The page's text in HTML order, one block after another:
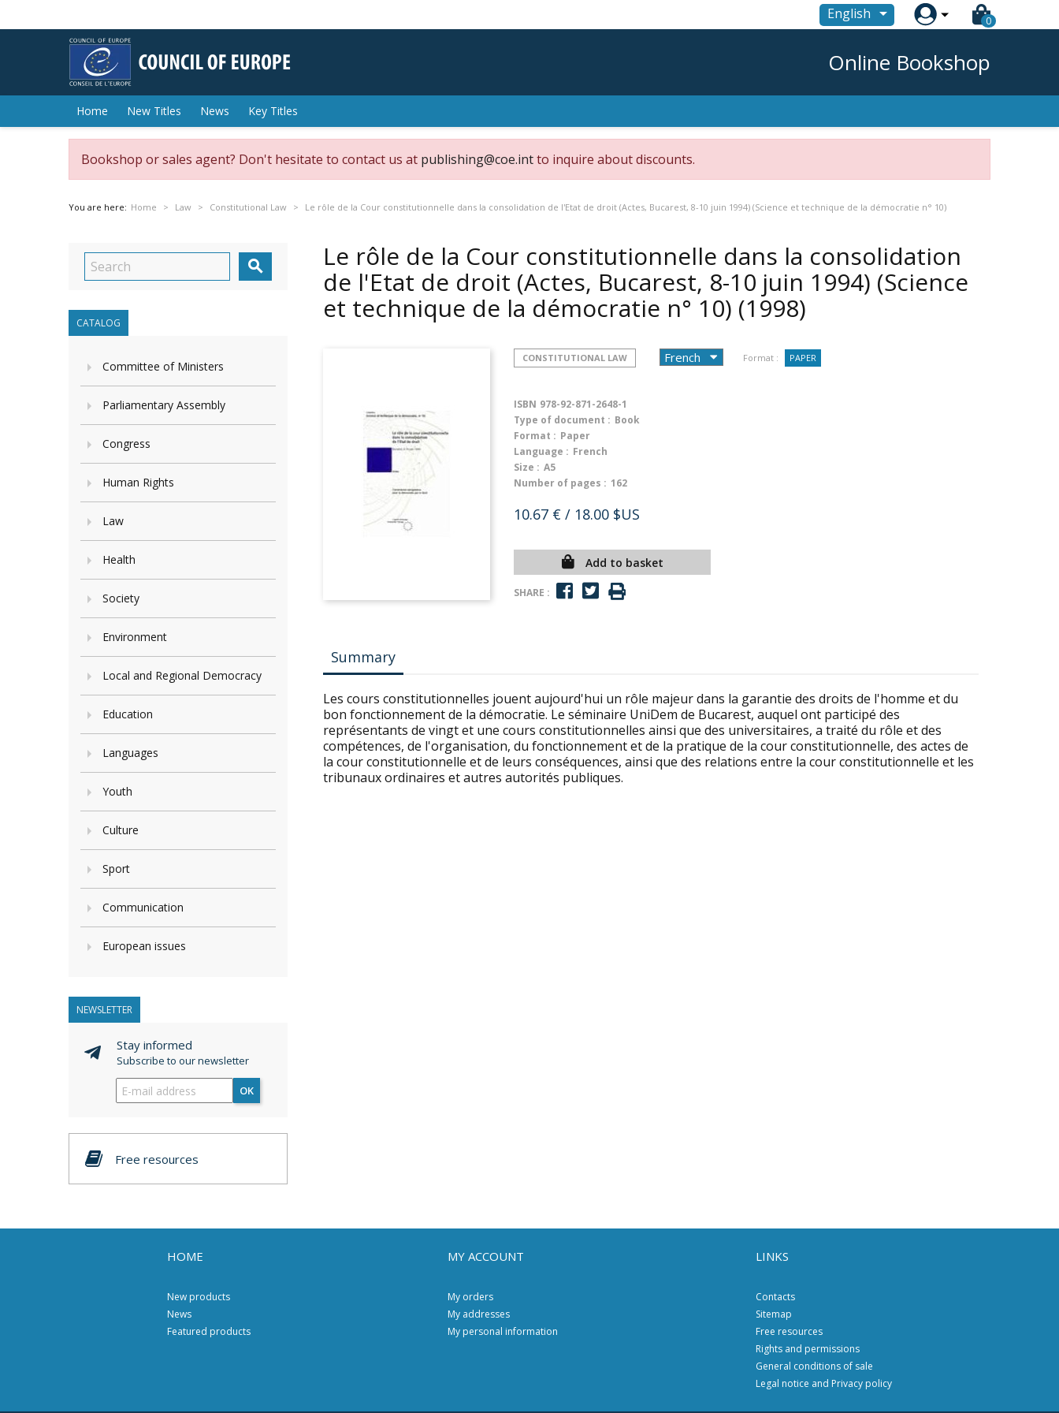
English  0
Online Bookshop
Home New Titles News Key Titles
Bookshop or sales agent? Don't hesitate to contact us at publishing@coe.intto inquire about discounts.
You are here: Home Law Constitutional Law Le rôle de la Cour constitutionnelle dans la consolidation de l'Etat de droit (Actes, Bucarest, 8-10 juin 1994) (Science et technique de la démocratie n° 10)

CATALOG
Committee of Ministers
Parliamentary Assembly
Congress
Human Rights
Law
Health
Society
Environment
Local and Regional Democracy
Education
Languages
Youth
Culture
Sport
Communication
European issues
NEWSLETTER
Stay informed
Subscribe to our newsletter
OK
Free resources
Le rôle de la Cour constitutionnelle dans la consolidation
de l'Etat de droit (Actes, Bucarest, 8-10 juin 1994) (Science
et technique de la démocratie n° 10) (1998)
CONSTITUTIONAL LAW Format : PAPER
ISBN 978-92-871-2648-1
Type of document : Book
Format : Paper
Language : French
Size : A5
Number of pages : 162
10.67 € / 18.00 $US
Add to basket
SHARE :
Summary
Les cours constitutionnelles jouent aujourd'hui un rôle majeur dans la garantie des droits de l'homme et du
bon fonctionnement de la démocratie. Le séminaire UniDem de Bucarest, auquel ont participé des
représentants de vingt et une cours constitutionnelles ainsi que des universitaires, a traité du rôle et des
compétences, de l'organisation, du fonctionnement et de la pratique de la cour constitutionnelle, des actes de
la cour constitutionnelle et de leurs conséquences, ainsi que des relations entre la cour constitutionnelle et les
tribunaux ordinaires et autres autorités publiques.
HOME
New products
News
Featured products
MY ACCOUNT
My orders
My addresses
My personal information
LINKS
Contacts
Sitemap
Free resources
Rights and permissions
General conditions of sale
Legal notice and Privacy policy